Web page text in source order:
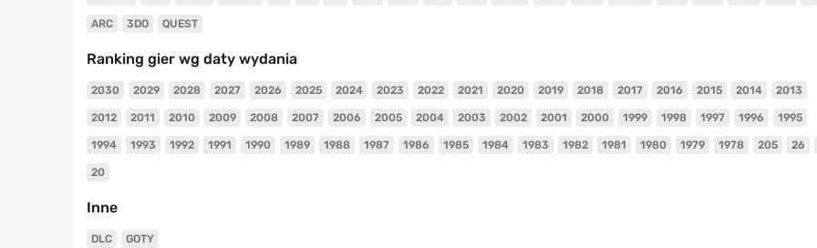
ARC 3DO QUEST
Ranking gier wg daty wydania
2030 2029 2028 2027 2026 2025 2024 2023 2022 2021 2020 2019 2018 2017 2016 2015 2014 2013
2012 2011 2010 2009 2008 2007 2006 2005 2004 2003 2002 2001 2000 1999 1998 1997 1996 1995
1994 1993 1992 1991 1990 1989 1988 1987 1986 1985 1984 1983 1982 1981 1980 1979 1978 205 26
20
Inne
DLC GOTY